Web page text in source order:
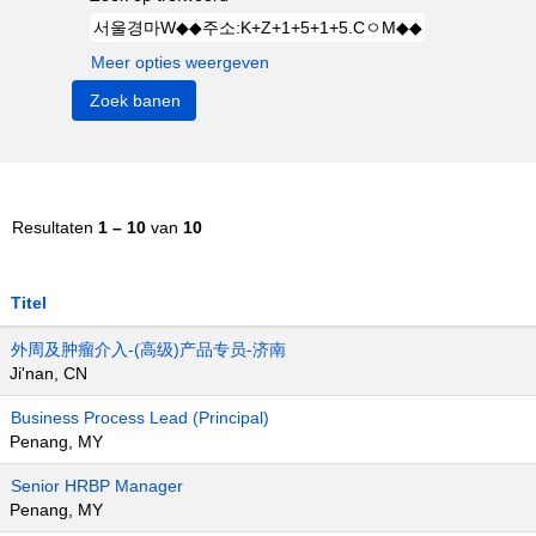
Meer opties weergeven
Resultaten 1 – 10 van 10
Titel
外周及肿瘤介入-(高级)产品专员-济南
Ji'nan, CN
Business Process Lead (Principal)
Penang, MY
Senior HRBP Manager
Penang, MY